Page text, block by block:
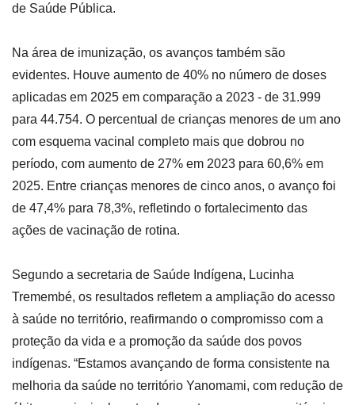
de Saúde Pública.
Na área de imunização, os avanços também são
evidentes. Houve aumento de 40% no número de doses
aplicadas em 2025 em comparação a 2023 - de 31.999
para 44.754. O percentual de crianças menores de um ano
com esquema vacinal completo mais que dobrou no
período, com aumento de 27% em 2023 para 60,6% em
2025. Entre crianças menores de cinco anos, o avanço foi
de 47,4% para 78,3%, refletindo o fortalecimento das
ações de vacinação de rotina.
Segundo a secretaria de Saúde Indígena, Lucinha
Tremembé, os resultados refletem a ampliação do acesso
à saúde no território, reafirmando o compromisso com a
proteção da vida e a promoção da saúde dos povos
indígenas. “Estamos avançando de forma consistente na
melhoria da saúde no território Yanomami, com redução de